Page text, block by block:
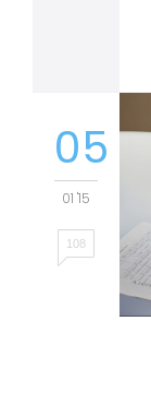
05
01 '15
108